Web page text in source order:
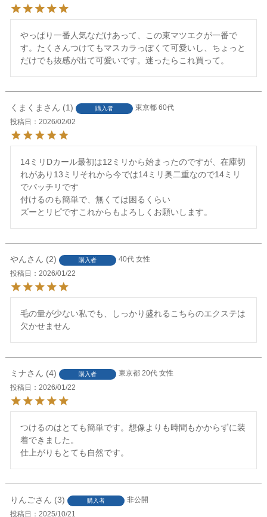
やっぱり一番人気なだけあって、この束マツエクが一番で
す。たくさんつけてもマスカラっぽくて可愛いし、ちょっと
だけでも抜感が出て可愛いです。迷ったらこれ買って。
くまくま 1 購入者 東京都 60代
投稿日
2026/02/02
14ミリDカール最初は12ミリから始まったのですが、在庫切
れがあり13ミリそれから今では14ミリ奥二重なので14ミリ
でバッチリです
付けるのも簡単で、無くては困るくらい
ズーとリピですこれからもよろしくお願いします。
やん 2 購入者 40代 女性
投稿日
2026/01/22
毛の量が少ない私でも、しっかり盛れるこちらのエクステは
欠かせません
ミナ 4 購入者 東京都 20代 女性
投稿日
2026/01/22
つけるのはとても簡単です。想像よりも時間もかからずに装
着できました。
仕上がりもとても自然です。
りんご 3 購入者
非公開
投稿日
2025/10/21